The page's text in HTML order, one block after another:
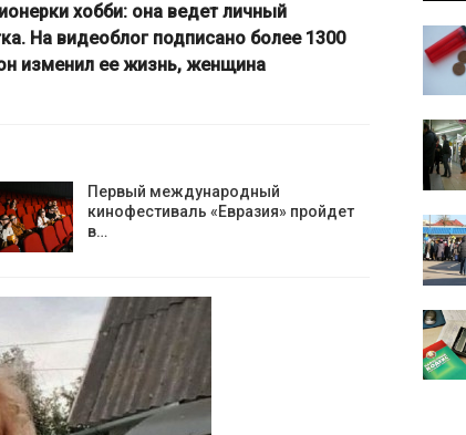
хобби: она ведет личный
На видеоблог подписано более 1300
изменил ее жизнь, женщина
Первый международный
кинофестиваль «Евразия» пройдет
в…